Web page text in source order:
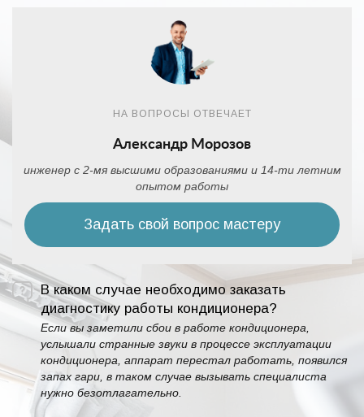
НА ВОПРОСЫ ОТВЕЧАЕТ
Александр Морозов
инженер с 2-мя высшими образованиями и 14-ти летним
опытом работы
Задать свой вопрос мастеру
В каком случае необходимо заказать
диагностику работы кондиционера?
Если вы заметили сбои в работе кондиционера,
услышали странные звуки в процессе эксплуатации
кондиционера, аппарат перестал работать, появился
запах гари, в таком случае вызывать специалиста
нужно безотлагательно.